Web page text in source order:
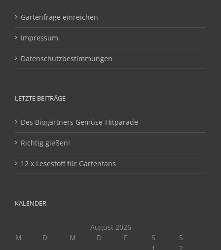
Gartenfrage einreichen
Impressum
Datenschutzbestimmungen
LETZTE BEITRÄGE
Des Biogärtners Gemüse-Hitparade
Richtig gießen!
12 x Lesestoff für Gartenfans
KALENDER
August 2026
M
D M D F S
S
1
2